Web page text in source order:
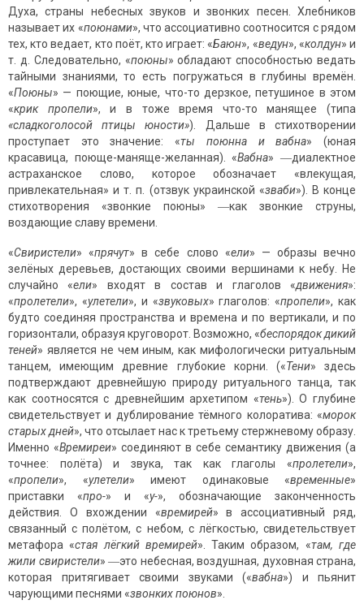
Духа, страны небесных звуков и звонких песен. Хлебников
называет их «поюнами», что ассоциативно соотносится с рядом
тех, кто ведает, кто поёт, кто играет: «Баюн», «ведун», «колдун» и
т. д. Следовательно, «поюны» обладают способностью ведать
тайными знаниями, то есть погружаться в глубины времён.
«Поюны» — поющие, юные, что-то дерзкое, петушиное в этом
«крик пропели», и в тоже время что-то манящее (типа
«сладкоголосой птицы юности»). Дальше в стихотворении
проступает это значение: «ты поюнна и вабна» (юная
красавица, поюще-маняще-желанная). «Вабна» ―диалектное
астраханское слово, которое обозначает «влекущая,
привлекательная» и т. п. (отзвук украинской «зваби»). В конце
стихотворения «звонкие поюны» ―как звонкие струны,
воздающие славу времени.
«Свиристели» «прячут» в себе слово «ели» — образы вечно
зелёных деревьев, достающих своими вершинами к небу. Не
случайно «ели» входят в состав и глаголов «движения»:
«пролетели», «улетели», и «звуковых» глаголов: «пропели», как
будто соединяя пространства и времена и по вертикали, и по
горизонтали, образуя круговорот. Возможно, «беспорядок дикий
теней» является не чем иным, как мифологически ритуальным
танцем, имеющим древние глубокие корни. («Тени» здесь
подтверждают древнейшую природу ритуального танца, так
как соотносятся с древнейшим архетипом «тень»). О глубине
свидетельствует и дублирование тёмного колоратива: «морок
старых дней», что отсылает нас к третьему стержневому образу.
Именно «Времиреи» соединяют в себе семантику движения (а
точнее: полёта) и звука, так как глаголы «пролетели»,
«пропели», «улетели» имеют одинаковые «временные»
приставки «про-» и «у-», обозначающие законченность
действия. О вхождении «времирей» в ассоциативный ряд,
связанный с полётом, с небом, с лёгкостью, свидетельствует
метафора «стая лёгкий времирей». Таким образом, «там, где
жили свиристели» ―это небесная, воздушная, духовная страна,
которая притягивает своими звуками («вабна») и пьянит
чарующими песнями «звонких поюнов».